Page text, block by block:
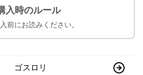
入時のルール
前にお読みください。
ゴスロリ